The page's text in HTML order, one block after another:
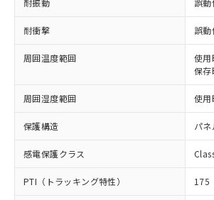
耐振動 誤
耐衝撃 誤
周囲温度範囲
使
保
周囲湿度範囲 使用
保護構造 パ
感電保護クラス
PTI（トラッキング特性） 175
正式な納期状況および標準
様のお取引先、またはお客
ムロン制御機器販売店・当
オムロン制御機器販売店や
販売ネットワーク
在庫状況および標準価格結
事前の承諾なく第三者に漏
示しないようお願いします
マイパーツ機能（部品リス
ビス）をご利用いただくに
メンバーズにご登録されて
但し、RoHS指令で産業用監視および制御
適用除外項目は除く。
フタル酸エステル類の４物質については閾
図的な使用がないことを確認しています。
部品在庫の切り替え状況などによ
月が前後することがあります。
DBP(フタル酸ジブチル) : 1000ppm、
イソブチル) : 1000ppm、 BBP(フタル酸
DEHP(フタル酸ビス(2-エチルヘキシル)) :
準値以下であることを示します。
「10」：通常の使用状況下におい
質が外部に漏えいし、環境に深刻
及ぼさない年数を意味します。
「－」：未確認です。当社販売
全に破砕するなど、違法に
いよう必要な手段を講じま
当社は貴社製品を、核兵器
ル、化学兵器、生物兵器ま
武器並びにこれらの製造装
当社は、貴社製品を第三者
場合は、上記1、2および3
該第三者に通知します。ま
販売先および販売に係わる
法に輸出するおそれがある
り引きをいたしません。
一定数には満たないが
－
在庫なし(最新の在庫
いては、お客様のお取
たはお客様担当のオム
機器販売店・当社販売
空
受注生産機種、また在
情報を公開していない